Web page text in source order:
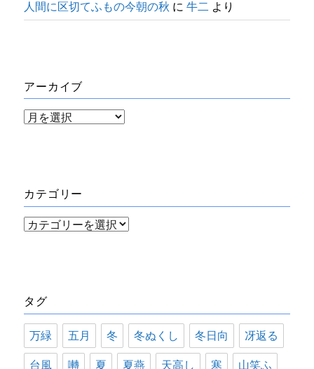
人間に区切てふもの今朝の秋 に牛二 より
アーカイブ
ア
ブ
カテゴリー
カ
ー
タグ
万緑 五月 冬 冬ぬくし 冬日向 冴返る
台風 囀 夏 夏燕 天高し 寒 山笑ふ